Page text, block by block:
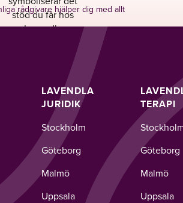
rådgivare hjälper dig med allt
LAVENDLA
JURIDIK
Stockholm
Göteborg
Malmö
Uppsala
TERAPI
Göteborg
Malmö
Uppsala